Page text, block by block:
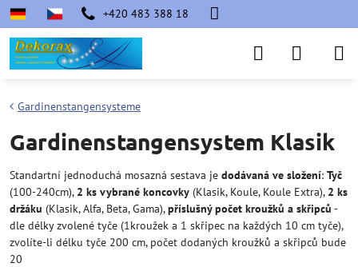
+420 483 388 18
Gardinenstangensysteme
Gardinenstangensystem Klasik
Standartní jednoduchá mosazná sestava je dodávaná ve složení: Tyč
(100-240cm), 2 ks vybrané koncovky (Klasik, Koule, Koule Extra), 2 ks
držáku (Klasik, Alfa, Beta, Gama),příslušný počet kroužků a skřipců -
dle délky zvolené tyče (1kroužek a 1 skřipec na každých 10 cm tyče),
zvolíte-li délku tyče 200 cm, počet dodaných kroužků a skřipců bude
20